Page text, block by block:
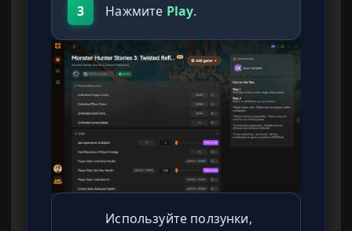
3 Нажмите Play.
Используйте ползунки,